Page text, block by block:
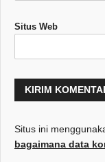
Situs Web
Situs ini
bagaimana data